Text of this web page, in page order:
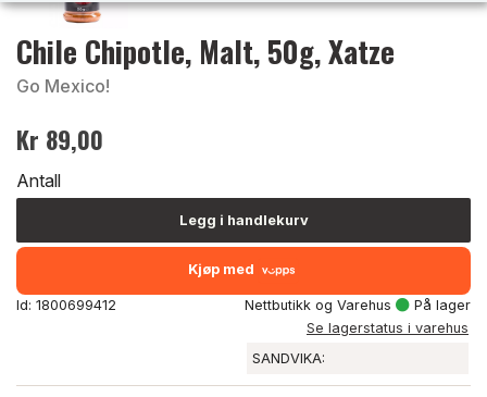
Chile Chipotle, Malt, 50g, Xatze
Go Mexico!
Kr 89,00
Antall
Legg i handlekurv
Kjøp med
Id: 1800699412 Nettbutikk og Varehus
På lager
Se lagerstatus i varehus
SANDVIKA: